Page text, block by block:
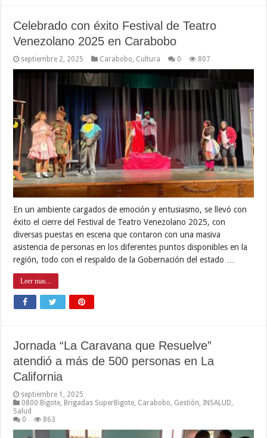
Celebrado con éxito Festival de Teatro
Venezolano 2025 en Carabobo
septiembre 2, 2025 Carabobo, Cultura 0 807
En un ambiente cargados de emoción y entusiasmo, se llevó con
éxito el cierre del Festival de Teatro Venezolano 2025, con
diversas puestas en escena que contaron con una masiva
asistencia de personas en los diferentes puntos disponibles en la
región, todo con el respaldo de la Gobernación del estado …
Leer mas...
Jornada “La Caravana que Resuelve”
atendió a más de 500 personas en La
California
septiembre 1, 2025
0800 Bigote Brigadas SuperBigote Carabobo Gestión INSALUD
Salud
0
863